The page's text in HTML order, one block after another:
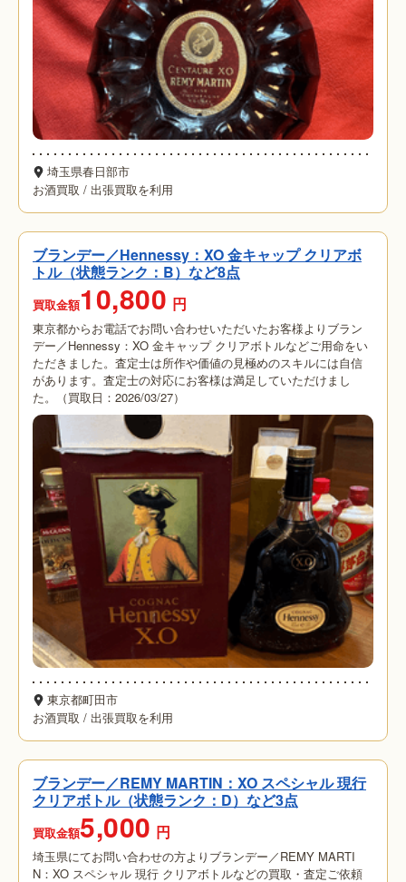
埼玉県春日部市
お酒買取 / 出張買取を利用
ブランデー／Hennessy：XO 金キャップ クリアボ
トル（状態ランク：B）など8点
買取金額10,800 円
東京都からお電話でお問い合わせいただいたお客様よりブラン
デー／Hennessy：XO 金キャップ クリアボトルなどご用命をい
ただきました。査定士は所作や価値の見極めのスキルには自信
があります。査定士の対応にお客様は満足していただけまし
た。（買取日：2026/03/27）
東京都町田市
お酒買取 / 出張買取を利用
ブランデー／REMY MARTIN：XO スペシャル 現行
クリアボトル（状態ランク：D）など3点
買取金額5,000 円
埼玉県にてお問い合わせの方よりブランデー／REMY MARTI
N：XO スペシャル 現行 クリアボトルなどの買取・査定ご依頼